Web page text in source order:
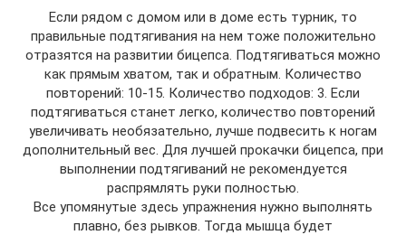
Если рядом с домом или в доме есть турник, то
правильные подтягивания на нем тоже положительно
отразятся на развитии бицепса. Подтягиваться можно
как прямым хватом, так и обратным. Количество
повторений: 10-15. Количество подходов: 3. Если
подтягиваться станет легко, количество повторений
увеличивать необязательно, лучше подвесить к ногам
дополнительный вес. Для лучшей прокачки бицепса, при
выполнении подтягиваний не рекомендуется
распрямлять руки полностью.
Все упомянутые здесь упражнения нужно выполнять
плавно, без рывков. Тогда мышца будет